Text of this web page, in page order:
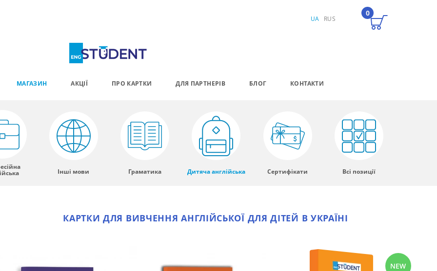
UA RUS
0
МАГАЗИН АКЦІЇ ПРО КАРТКИ ДЛЯ ПАРТНЕРІВ БЛОГ КОНТАКТИ
Інші мови Граматика Дитяча англійська Сертифікати Всі позиції
КАРТКИ ДЛЯ ВИВЧЕННЯ АНГЛІЙСЬКОЇ ДЛЯ ДІТЕЙ В УКРАЇНІ
NEW